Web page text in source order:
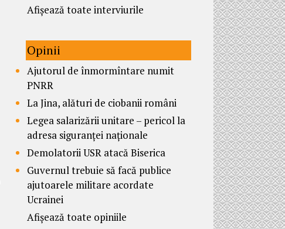
Afișează toate interviurile
Opinii
Ajutorul de înmormîntare numit
PNRR
La Jina, alături de ciobanii români
Legea salarizării unitare – pericol la
adresa siguranței naționale
Demolatorii USR atacă Biserica
Guvernul trebuie să facă publice
ajutoarele militare acordate
Ucrainei
Afișează toate opiniile